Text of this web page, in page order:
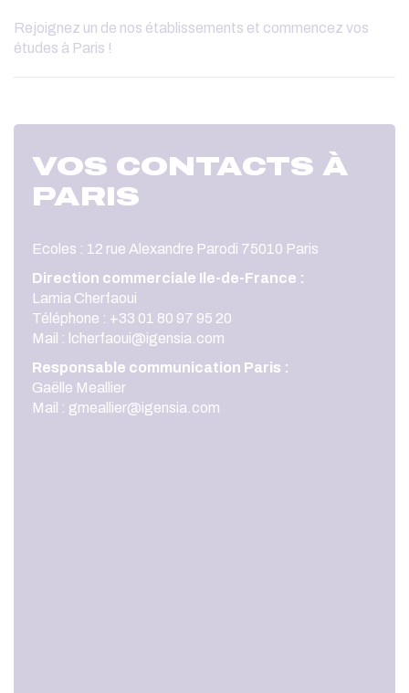
Rejoignez un de nos établissements et commencez vos
études à Paris !
VOS CONTACTS À
PARIS
Ecoles : 12 rue Alexandre Parodi 75010 Paris
Direction commerciale Ile-de-France :
Lamia Cherfaoui
Téléphone : +33 01 80 97 95 20
Mail : lcherfaoui@igensia.com
Responsable communication Paris :
Gaëlle Meallier
Mail : gmeallier@igensia.com